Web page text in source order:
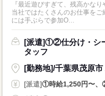
『最近遊びすぎて、残高かな
当社ではたくさんのお仕事を
には手ぶらで参加O...
[派遣]①②仕分け・シ
タッフ
[勤務地]/千葉県茂原市
[派遣]①時給1,250円〜、